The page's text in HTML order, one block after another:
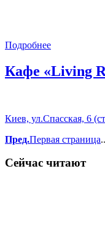
Подробнее
Кафе «Living
Киев, ул.Спасская, 6
Пред.Первая страница
Сейчас читают